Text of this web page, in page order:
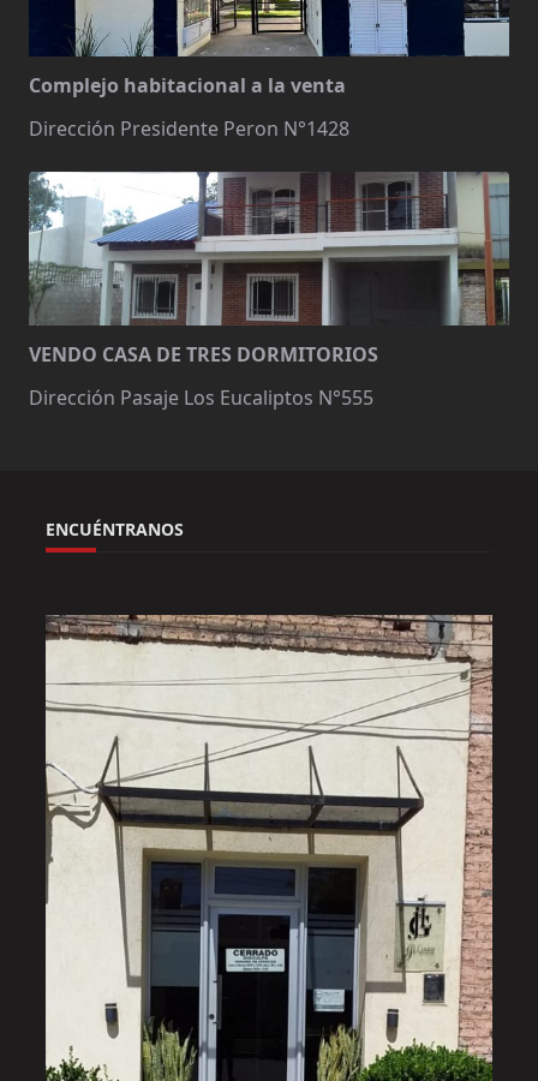
Complejo habitacional a la venta
Dirección Presidente Peron N°1428
VENDO CASA DE TRES DORMITORIOS
Dirección Pasaje Los Eucaliptos N°555
ENCUÉNTRANOS